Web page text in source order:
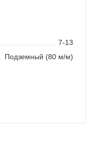
7-13
Подземный (80 м/м)